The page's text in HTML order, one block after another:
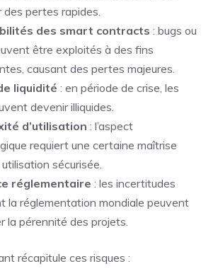
pertes rapides.
des smart contracts : bugs ou
être exploités à des fins
causant des pertes majeures.
liquidité : en période de crise, les
devenir illiquides.
d’utilisation : l’aspect
requiert une certaine maîtrise
sécurisée.
réglementaire : les incertitudes
la réglementation mondiale peuvent
la pérennité des projets.
récapitule ces risques :